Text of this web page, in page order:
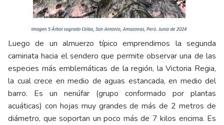
Luego de un almuerzo típico emprendimos la segunda
caminata hacia el sendero que permite observar una de las
especies más emblemáticas de la región, la Victoria Regia,
la cual crece en medio de aguas estancada, en medio del
barro. Es un nenúfar (grupo conformado por plantas
acuáticas) con hojas muy grandes de más de 2 metros de
diámetro, que soportan un poco más de 7 kilos encima. Es